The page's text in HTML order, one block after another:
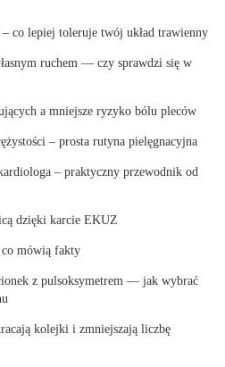
co lepiej toleruje twój układ trawienny
ruchem — czy sprawdzi się w
a mniejsze ryzyko bólu pleców
– prosta rutyna pielęgnacyjna
– praktyczny przewodnik od
dzięki karcie EKUZ
mówią fakty
z pulsoksymetrem — jak wybrać
kolejki i zmniejszają liczbę